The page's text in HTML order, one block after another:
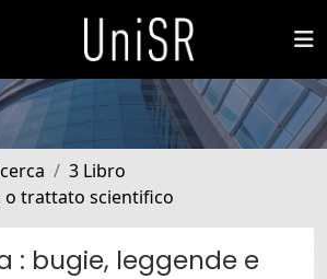
3 Libro
o trattato scientifico
: bugie, leggende e